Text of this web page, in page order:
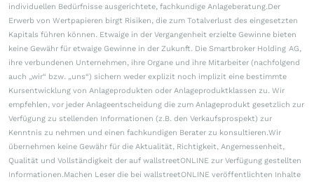
individuellen Bedürfnisse ausgerichtete, fachkundige Anlageberatung.Der
Erwerb von Wertpapieren birgt Risiken, die zum Totalverlust des eingesetzten
Kapitals führen können. Etwaige in der Vergangenheit erzielte Gewinne bieten
keine Gewähr für etwaige Gewinne in der Zukunft. Die Smartbroker Holding AG,
ihre verbundenen Unternehmen, ihre Organe und ihre Mitarbeiter (nachfolgend
auch „wir“ bzw. „uns“) sichern weder explizit noch implizit eine bestimmte
Kursentwicklung von Anlageprodukten oder Anlageproduktklassen zu. Wir
empfehlen, vor jeder Anlageentscheidung die zum Anlageprodukt gesetzlich zur
Verfügung zu stellenden Informationen (z.B. den Verkaufsprospekt) zur
Kenntnis zu nehmen und einen fachkundigen Berater zu konsultieren.Wir
übernehmen keine Gewähr für die Aktualität, Richtigkeit, Angemessenheit,
Qualität und Vollständigkeit der auf wallstreetONLINE zur Verfügung gestellten
Informationen.Machen Leser die bei wallstreetONLINE veröffentlichten Inhalte